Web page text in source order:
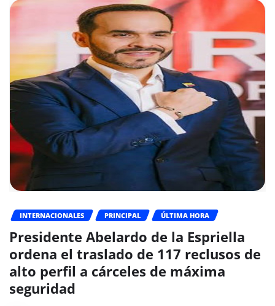
INTERNACIONALES PRINCIPAL ÚLTIMA HORA
Presidente Abelardo de la Espriella
ordena el traslado de 117 reclusos de
alto perfil a cárceles de máxima
seguridad